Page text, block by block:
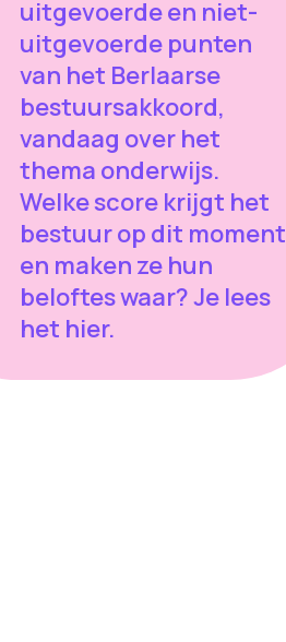
uitgevoerde en niet-
uitgevoerde punten
van het Berlaarse
bestuursakkoord,
vandaag over het
thema onderwijs.
Welke score krijgt het
bestuur op dit moment
en maken ze hun
beloftes waar? Je lees
het hier.